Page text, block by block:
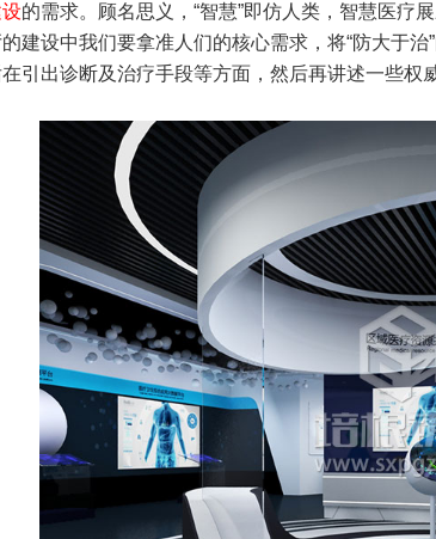
的需求。顾名思义，“智慧”即仿人类，智慧医疗
建设中我们要拿准人们的核心需求，将“防大于
引出诊断及治疗手段等方面，然后再讲述一些